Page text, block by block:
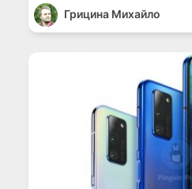
Грицина Михайло